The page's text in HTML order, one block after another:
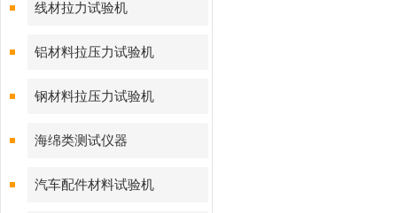
线材拉力试验机
铝材料拉压力试验机
钢材料拉压力试验机
海绵类测试仪器
汽车配件材料试验机